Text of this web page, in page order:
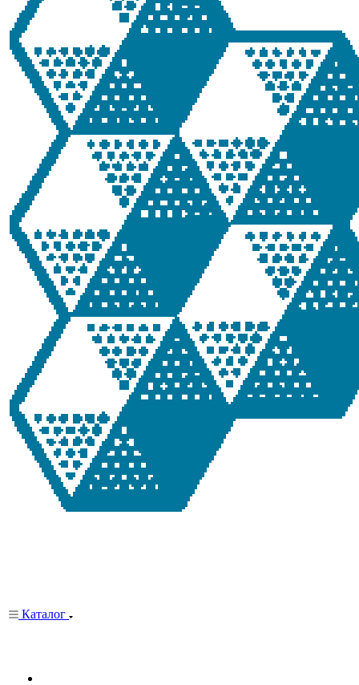
Каталог